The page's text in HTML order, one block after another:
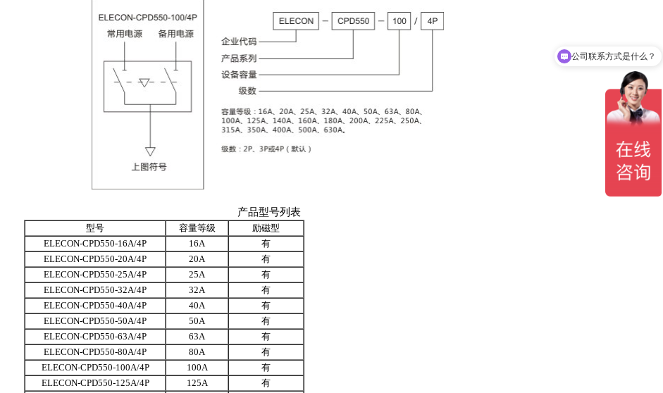
产品型号列表
型号 容量等级
励磁型
ELECON-CPD550-16A/4P
16A
有
ELECON-CPD550-20A/4P
20A
有
ELECON-CPD550-25A/4P
25A
有
ELECON-CPD550-32A/4P
32A
有
ELECON-CPD550-40A/4P
40A
有
ELECON-CPD550-50A/4P
50A
有
ELECON-CPD550-63A/4P
63A
有
ELECON-CPD550-80A/4P
80A
有
ELECON-CPD550-100A/4P
100A
有
ELECON-CPD550-125A/4P
125A
有
公司联系方式是什么？